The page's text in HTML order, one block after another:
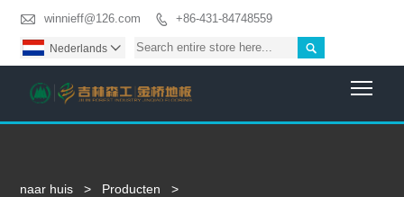
 winnieff@126.com  +86-431-84748559

Nederlands 
naar huis > Producten
>